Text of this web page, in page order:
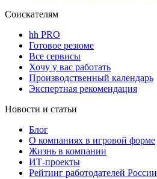
Соискателям
hh PRO
Готовое резюме
Все сервисы
Хочу у вас работать
Производственный календарь
Экспертная рекомендация
Новости и статьи
Блог
О компаниях в игровой форме
Жизнь в компании
ИТ-проекты
Рейтинг работодателей России